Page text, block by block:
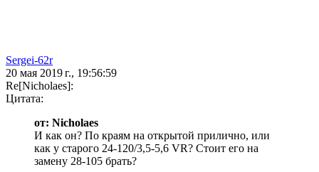
Sergei-62r
20 мая 2019 г., 19:56:59
Re[Nicholaes]:
Цитата:
от: Nicholaes
И как он? По краям на открытой прилично, или
как у старого 24-120/3,5-5,6 VR? Стоит его на
замену 28-105 брать?